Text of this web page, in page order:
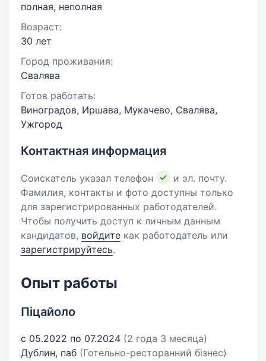
полная, неполная
Возраст:
30 лет
Город проживания:
Свалява
Готов работать:
Виноградов, Иршава, Мукачево, Свалява,
Ужгород
Контактная информация
Соискатель указал телефон
и эл. почту.
Фамилия, контакты и фото доступны только
для зарегистрированных работодателей.
Чтобы получить доступ к личным данным
кандидатов, войдите как работодатель или
зарегистрируйтесь.
Опыт работы
Піцайоло
с 05.2022 по 07.2024 (2 года 3 месяца)
Дублин, паб (Готельно-ресторанний бізнес)